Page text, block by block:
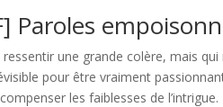
Paroles
une grande colère, mais
pour être vraiment
les faiblesses de l’intrigue.